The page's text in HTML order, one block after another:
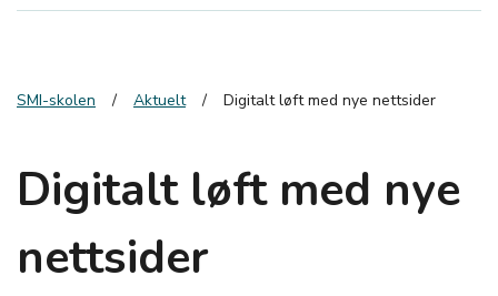
SMI-skolen Aktuelt Digitalt løft med nye nettsider
Digitalt løft med nye
nettsider